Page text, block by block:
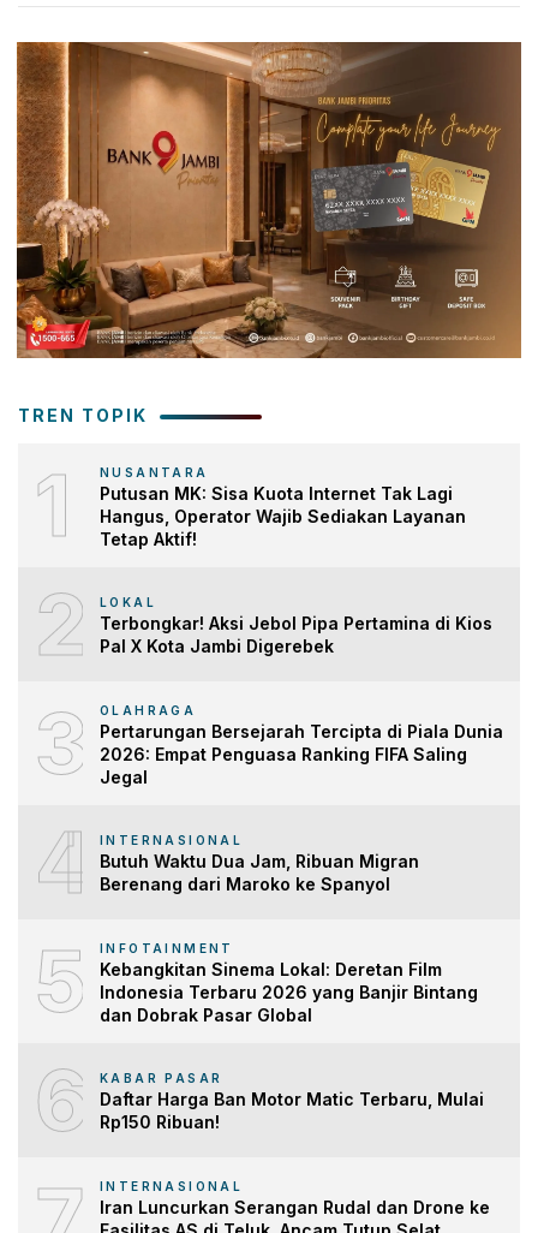
TREN TOPIK
1 NUSANTARA
Putusan MK: Sisa Kuota Internet Tak Lagi
Hangus, Operator Wajib Sediakan Layanan
Tetap Aktif!
2 LOKAL
Terbongkar! Aksi Jebol Pipa Pertamina di Kios
Pal X Kota Jambi Digerebek
3 OLAHRAGA
Pertarungan Bersejarah Tercipta di Piala Dunia
2026: Empat Penguasa Ranking FIFA Saling
Jegal
4 INTERNASIONAL
Butuh Waktu Dua Jam, Ribuan Migran
Berenang dari Maroko ke Spanyol
5 INFOTAINMENT
Kebangkitan Sinema Lokal: Deretan Film
Indonesia Terbaru 2026 yang Banjir Bintang
dan Dobrak Pasar Global
6 KABAR PASAR
Daftar Harga Ban Motor Matic Terbaru, Mulai
Rp150 Ribuan!
INTERNASIONAL
Iran Luncurkan Serangan Rudal dan Drone ke